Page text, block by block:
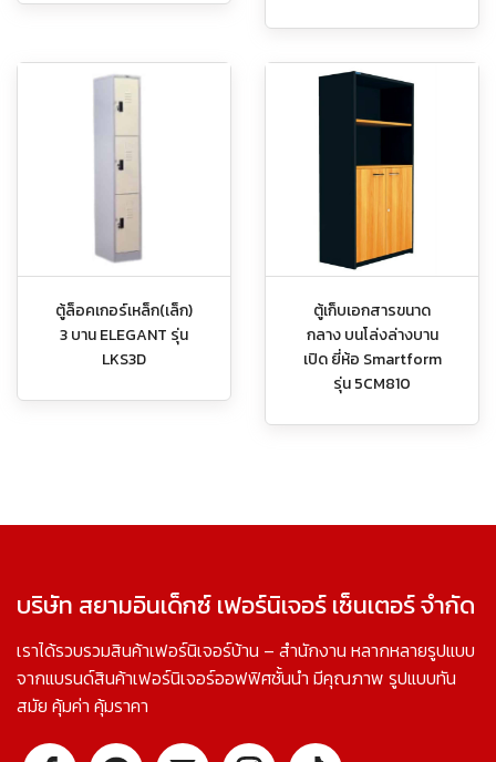
ตู้ล็อคเกอร์เหล็ก(เล็ก)
3 บาน ELEGANT รุ่น
LKS3D
ตู้เก็บเอกสารขนาด
กลาง บนโล่งล่างบาน
เปิด ยี่ห้อ Smartform
รุ่น 5CM810
บริษัท สยามอินเด็กซ์ เฟอร์นิเจอร์ เซ็นเตอร์ จำกัด
เราได้รวบรวมสินค้าเฟอร์นิเจอร์บ้าน – สำนักงาน หลากหลายรูปแบบ
จากแบรนด์สินค้าเฟอร์นิเจอร์ออฟฟิศชั้นนำ มีคุณภาพ รูปแบบทัน
สมัย คุ้มค่า คุ้มราคา